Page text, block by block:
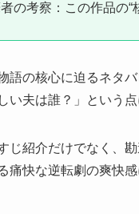
の考察：この作品の“
語の核心に迫るネタ
い夫は誰？」という
じ紹介だけでなく、
痛快な逆転劇の爽快